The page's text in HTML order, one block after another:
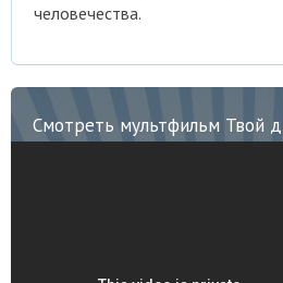
человечества.
Смотреть мультфильм Твой